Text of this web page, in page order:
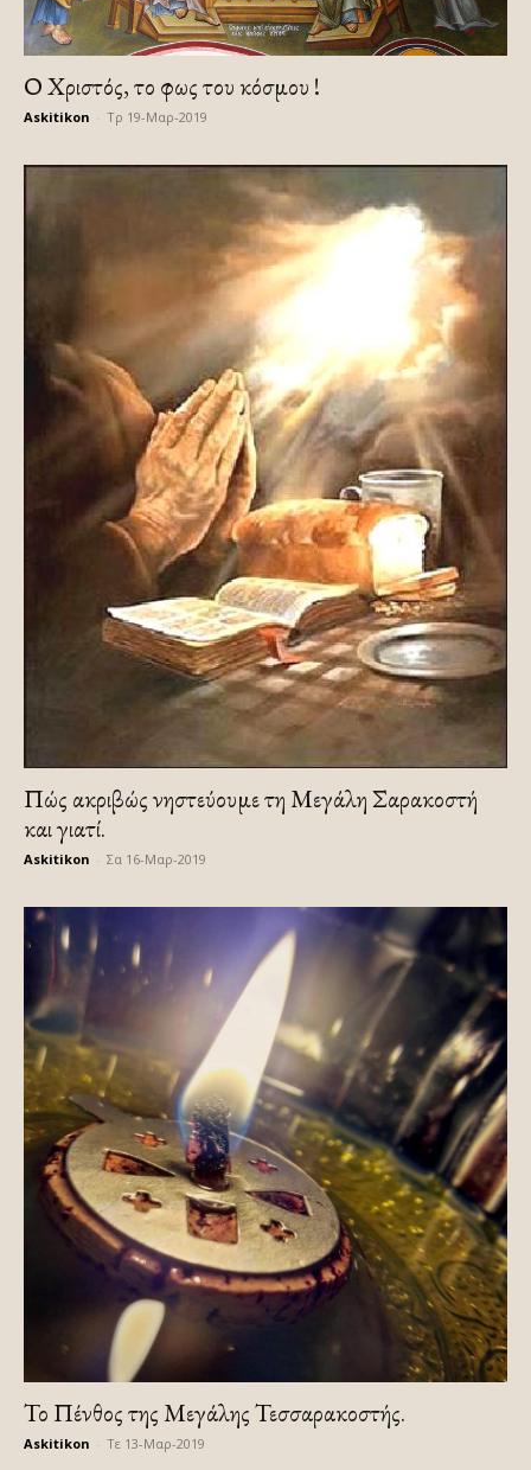
Ο Χριστός, το φως του κόσμου !
Askitikon Τρ 19-Μαρ-2019
Πώς ακριβώς νηστεύουμε τη Μεγάλη Σαρακοστή
και γιατί.
Askitikon Σα 16-Μαρ-2019
Το Πένθος της Μεγάλης Τεσσαρακοστής.
Askitikon Τε 13-Μαρ-2019